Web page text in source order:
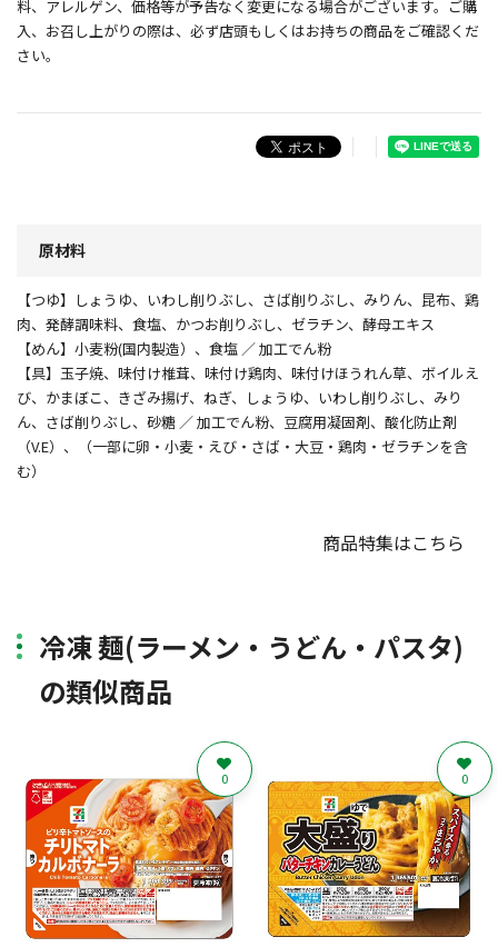
料、アレルゲン、価格等が予告なく変更になる場合がございます。ご購
入、お召し上がりの際は、必ず店頭もしくはお持ちの商品をご確認くだ
さい。
原材料
【つゆ】しょうゆ、いわし削りぶし、さば削りぶし、みりん、昆布、鶏
肉、発酵調味料、食塩、かつお削りぶし、ゼラチン、酵母エキス
【めん】小麦粉(国内製造）、食塩 ／ 加工でん粉
【具】玉子焼、味付け椎茸、味付け鶏肉、味付けほうれん草、ボイルえ
び、かまぼこ、きざみ揚げ、ねぎ、しょうゆ、いわし削りぶし、みり
ん、さば削りぶし、砂糖 ／ 加工でん粉、豆腐用凝固剤、酸化防止剤
（V.E）、（一部に卵・小麦・えび・さば・大豆・鶏肉・ゼラチンを含
む）
商品特集はこちら
冷凍 麺(ラーメン・うどん・パスタ)
の類似商品
0 0